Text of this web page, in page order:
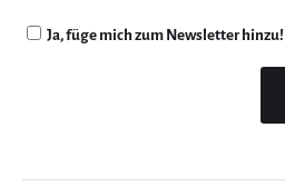
Ja, füge mich zum Newsletter hinzu!